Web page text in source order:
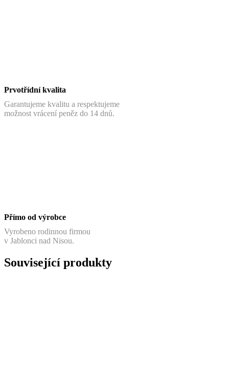
Prvotřídní kvalita
Garantujeme kvalitu a respektujeme
možnost vrácení peněz do 14 dnů.
Přímo od výrobce
Vyrobeno rodinnou firmou
v Jablonci nad Nisou.
Související produkty